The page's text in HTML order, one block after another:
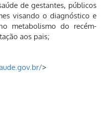
de gestantes, públicos
visando o diagnóstico e
metabolismo do recém-
aos pais;
>